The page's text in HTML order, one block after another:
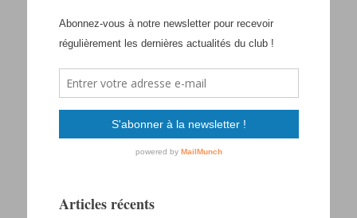
Articles récents